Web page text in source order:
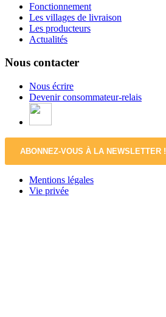
Fonctionnement
Les villages de livraison
Les producteurs
Actualités
Nous contacter
Nous écrire
Devenir consommateur-relais
ABONNEZ-VOUS À LA NEWSLETTER !
Mentions légales
Vie privée